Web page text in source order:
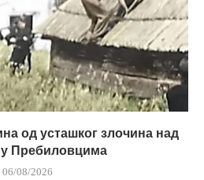
од усташког злочина над
Пребиловцима
06/08/2026